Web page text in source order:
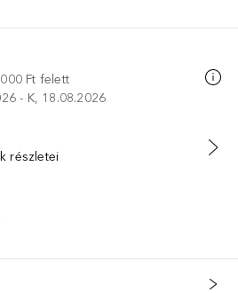
Ft felett
- K, 18.08.2026
HELYEZÉS
részletei